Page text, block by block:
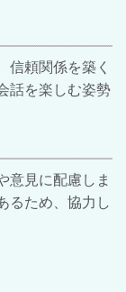
信頼関係を築く
話を楽しむ姿勢
意見に配慮しま
るため、協力し